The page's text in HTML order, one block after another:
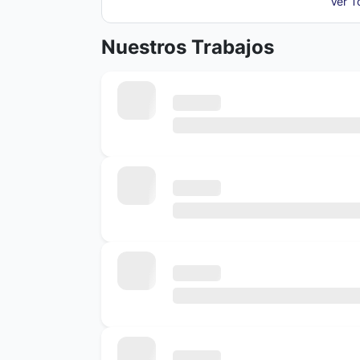
Nuestros Trabajos